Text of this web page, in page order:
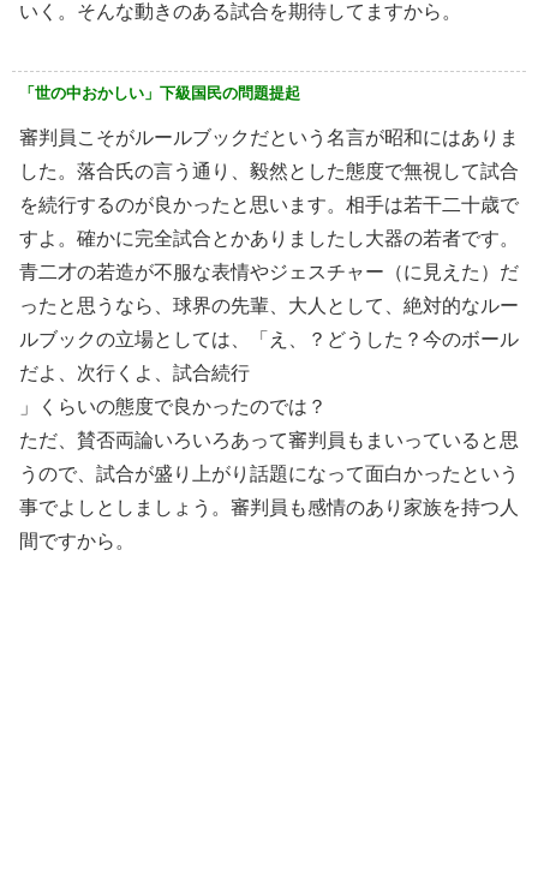
いく。そんな動きのある試合を期待してますから。
「世の中おかしい」下級国民の問題提起
審判員こそがルールブックだという名言が昭和にはありま
した。落合氏の言う通り、毅然とした態度で無視して試合
を続行するのが良かったと思います。相手は若干二十歳で
すよ。確かに完全試合とかありましたし大器の若者です。
青二才の若造が不服な表情やジェスチャー（に見えた）だ
ったと思うなら、球界の先輩、大人として、絶対的なルー
ルブックの立場としては、「え、？どうした？今のボール
だよ、次行くよ、試合続行
」くらいの態度で良かったのでは？
ただ、賛否両論いろいろあって審判員もまいっていると思
うので、試合が盛り上がり話題になって面白かったという
事でよしとしましょう。審判員も感情のあり家族を持つ人
間ですから。